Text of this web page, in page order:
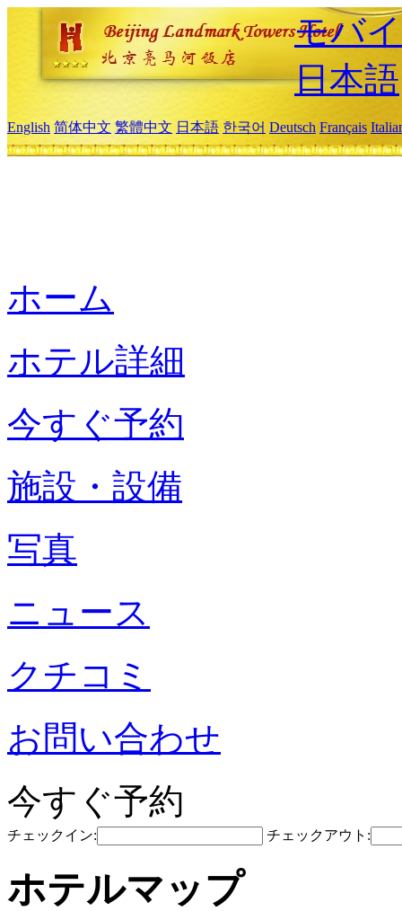
モバ
日本語
English 简体中文 繁體中文 日本語 한국어 Deutsch Français
ホーム
ホテル詳細
今すぐ予約
施設・設備
写真
ニュース
クチコミ
お問い合わせ
今すぐ予約
チェックイン: チェックアウト:
ホテルマップ